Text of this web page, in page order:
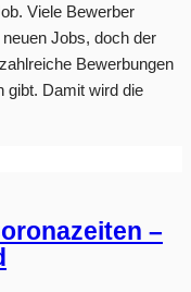
Viele Bewerber
Jobs, doch der
Bewerbungen
gibt. Damit wird die
–